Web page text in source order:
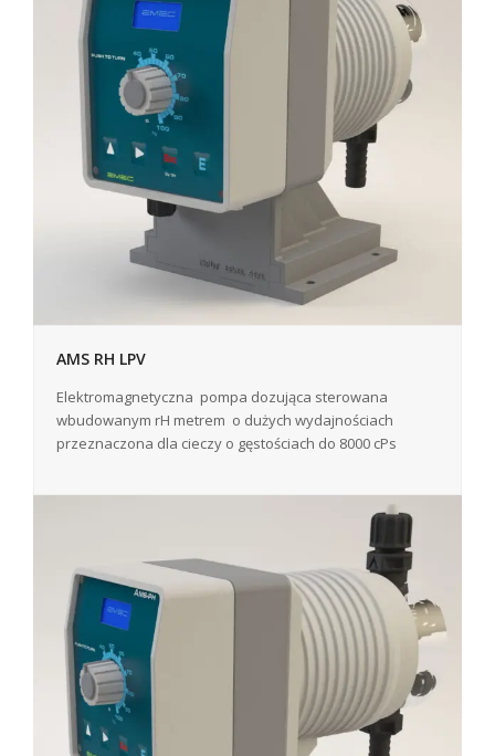
AMS RH LPV
Elektromagnetyczna pompa dozująca sterowana
wbudowanym rH metrem o dużych wydajnościach
przeznaczona dla cieczy o gęstościach do 8000 cPs